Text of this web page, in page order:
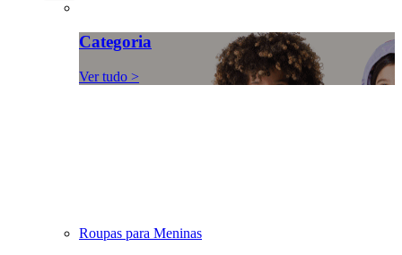
Categoria
Ver tudo >
Roupas para Meninas